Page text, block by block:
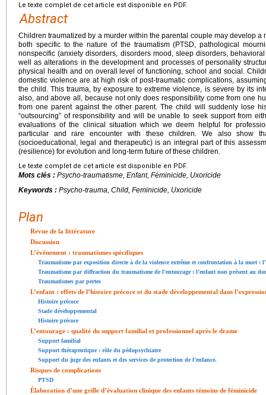
Le texte complet de cet article est disponible en PDF.
Abstract
Children traumatized by a murder within the parental couple may develop a
both specific to the nature of the traumatism (PTSD, pathological
nonspecific (anxiety disorders, disorders mood, sleep disorders,
well as alterations in the development and processes of personality
physical health and on overall level of functioning, school and social.
domestic violence are at high risk of post-traumatic complications,
the child. This trauma, by exposure to extreme violence, is severe by its
also, and above all, because not only does responsibility come from one
from one parent against the other parent. The child will suddenly lose
“outsourcing” of responsibility and will be unable to seek support from
evaluations of the clinical situation which we deem helpful for
particular and rare encounter with these children. We also show
(socioeducational, legal and therapeutic) is an integral part of this
(resilience) for evolution and long-term future of these children.
Le texte complet de cet article est disponible en PDF.
Mots clés : Psycho-traumatisme, Enfant, Féminicide, Uxoricide
Keywords : Psycho-trauma, Child, Feminicide, Uxoricide
Plan
Revue de la littérature
Discussion
L’évènement : traumatismes spécifiques
Traumatisme par exposition directe à de la violence extrême et confrontation à la mort :
Traumatisme par diffraction du traumatisme de l’entourage : l’enfant non présent au
Traumatismes par pertes
L’enfant : effets de l’histoire précoce et du stade développemental dans
Histoire précoce
Stade développemental
Histoire précoce
L’entourage : qualité du support familial et professionnel après le drame
Support familial
Support thérapeutique : rôle du pédopsychiatre
Support du juge des enfants et des services de protection de l’enfance.
Risques de complications
PTSD
Élaboration d’une grille d’évaluation clinique des enfants témoins de féminicide